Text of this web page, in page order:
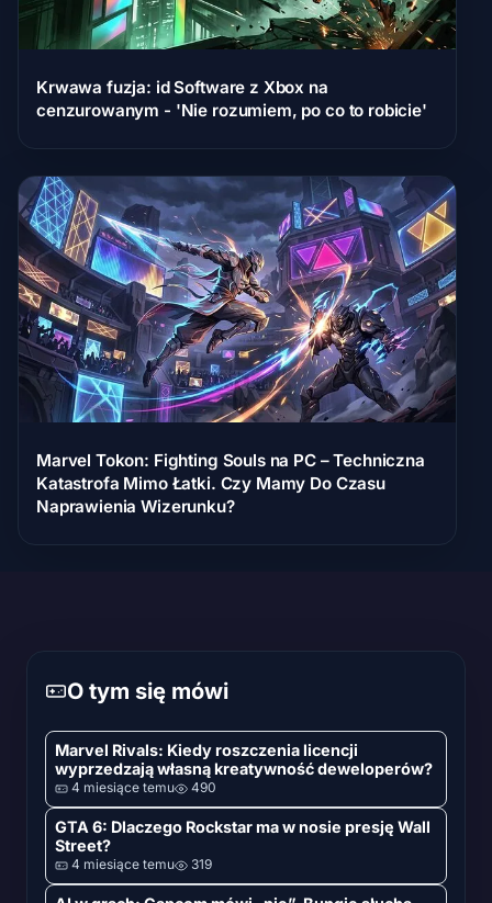
Krwawa fuzja: id Software z Xbox na
cenzurowanym - 'Nie rozumiem, po co to robicie'
Marvel Tokon: Fighting Souls na PC – Techniczna
Katastrofa Mimo Łatki. Czy Mamy Do Czasu
Naprawienia Wizerunku?
O tym się mówi
Marvel Rivals: Kiedy roszczenia licencji
wyprzedzają własną kreatywność deweloperów?
4 miesiące temu 490
GTA 6: Dlaczego Rockstar ma w nosie presję Wall
Street?
4 miesiące temu 319